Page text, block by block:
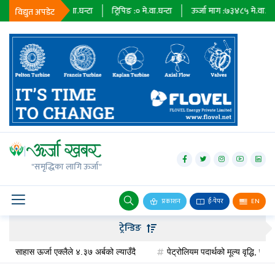
विद्युत अपडेट
२३६७९मे.वा.घन्टा ट्रिपिङ : मे.वा.घन्टा ऊर्जा माग :७३४८५मे.वा.घन्टा
"समृद्धिका लागि ऊर्जा"
प्रकाशन ई-पेपर EN
जलविद्युत्
सोलार
वायु
बायोग्यास
पेट्रोलियम
ट्रेन्डिङ
ऊर्जा एक्लैले ४.३७ अर्बको ल्याउँदै पेट्रोलियम पदार्थको मूल्य वृद्धि,